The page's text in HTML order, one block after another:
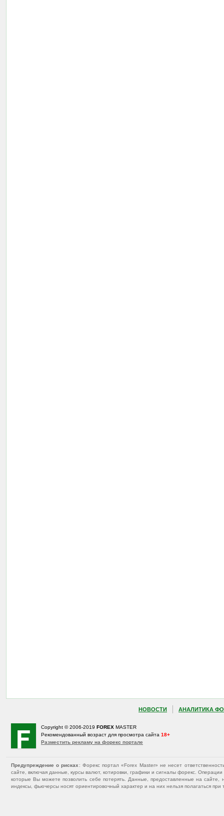
НОВОСТИ АНАЛИТИКА
Copyright © 2006-2019 FOREX MASTER
Рекомендованный возраст для просмотра сайта 18+
Разместить рекламу на форекс портале
Предупреждение о рисках : Форекс портал «Forex Master» не несет
сайте, включая данные, курсы валют, котировки, графики и сигналы форекс.
которые Вы можете позволить себе потерять. Данные, предоставленные на
индексы, фьючерсы носят ориентировочный характер и на них нельзя полагаться при